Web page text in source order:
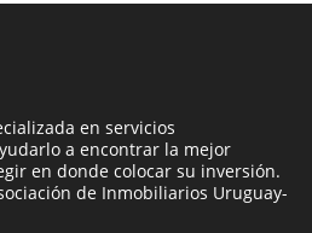
en servicios
a encontrar la mejor
en donde colocar su inversión.
de Inmobiliarios Uruguay-